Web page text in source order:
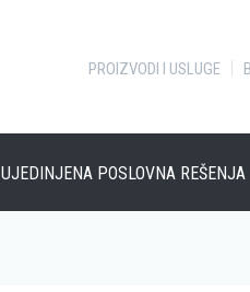
PROIZVODI I USLUGE
UJEDINJENA POSLOVNA REŠENJA